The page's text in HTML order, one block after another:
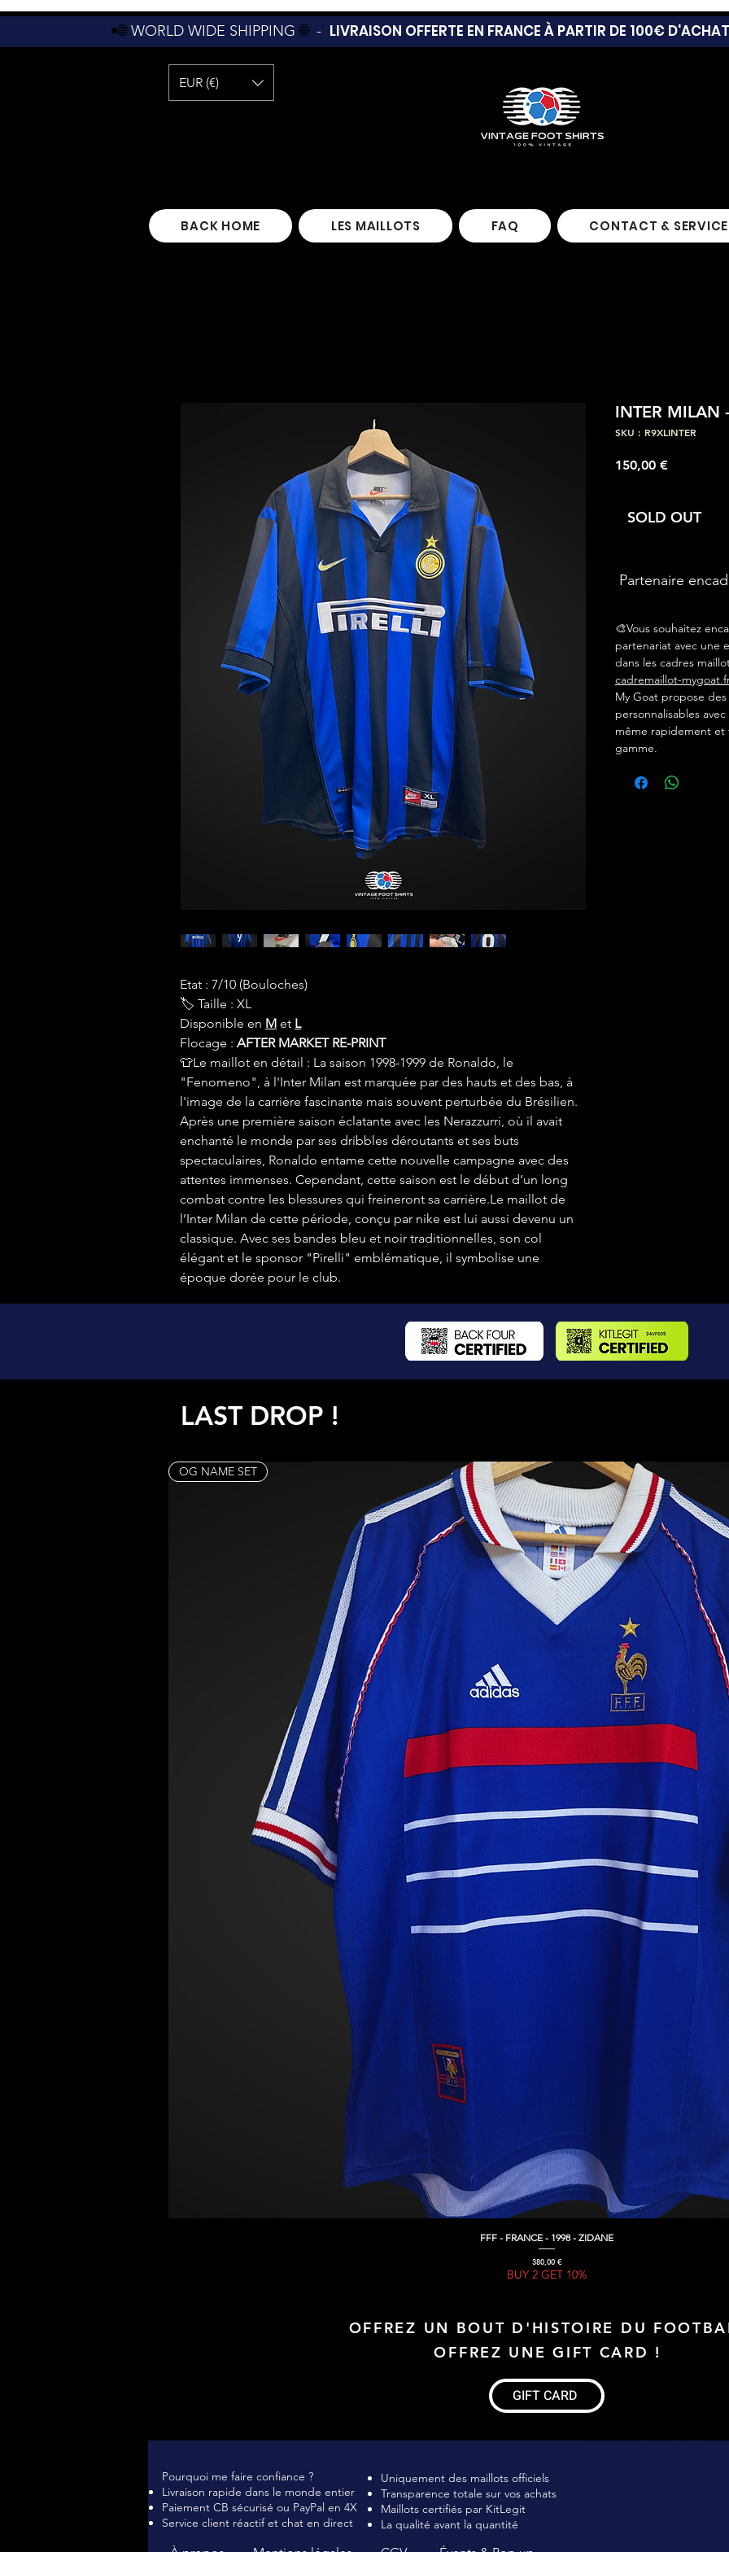
•🌐WORLD WIDE SHIPPING🌐 - LIVRAISON OFFERTE EN FRANCE À PARTIR DE 100€
EUR (€)
BACK HOME LES MAILLOTS FAQ CONTACT &
Etat : 7/10 (Bouloches)
🏷 Taille : XL
Disponible en M et L
Flocage : AFTER MARKET RE-PRINT
👕Le maillot en détail : La saison 1998-1999 de Ronaldo, le
"Fenomeno", à l'Inter Milan est marquée par des hauts et des bas, à
l'image de la carrière fascinante mais souvent perturbée du Brésilien.
Après une première saison éclatante avec les Nerazzurri, où il avait
enchanté le monde par ses dribbles déroutants et ses buts
spectaculaires, Ronaldo entame cette nouvelle campagne avec des
attentes immenses. Cependant, cette saison est le début d’un long
combat contre les blessures qui freineront sa carrière.Le maillot de
l’Inter Milan de cette période, conçu par nike est lui aussi devenu un
classique. Avec ses bandes bleu et noir traditionnelles, son col
élégant et le sponsor "Pirelli" emblématique, il symbolise une
époque dorée pour le club.
INTER MILAN
SKU : R9XLINTER
150,00 €Prix
SOLD OUT
Partenaire
🎨Vous souhaitez
partenariat avec une
dans les cadres
cadremaillot-
My Goat propose
personnalisables
même rapidement
gamme.
LAST DROP !
Aperçu rapide
OG NAME SET
FFF - FRANCE - 1998 - ZIDANE
Prix
380,00 €
BUY 2 GET 10%
OFFREZ UN BOUT D'HISTOIRE DU
OFFREZ UNE GIFT CARD !
GIFT CARD
Pourquoi me faire confiance ?
Livraison rapide dans le monde entier
Paiement CB sécurisé ou PayPal en 4X
Service client réactif et chat en direct
Uniquement des maillots officiels
Transparence totale sur vos achats
Maillots certifiés par KitLegit
La qualité avant la quantité